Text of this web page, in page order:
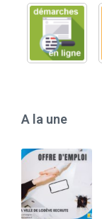
A la une